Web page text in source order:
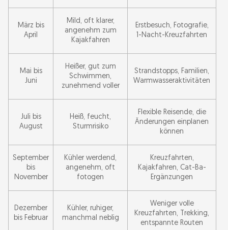
März bis
April
Mild, oft klarer,
angenehm zum
Kajakfahren
Erstbesuch, Fotografie,
1-Nacht-Kreuzfahrten
Mai bis
Juni
Heißer, gut zum
Schwimmen,
zunehmend voller
Strandstopps, Familien,
Warmwasseraktivitäten
Juli bis
August
Heiß, feucht,
Sturmrisiko
Flexible Reisende, die
Änderungen einplanen
können
September
bis
November
Kühler werdend,
angenehm, oft
fotogen
Kreuzfahrten,
Kajakfahren, Cat-Ba-
Ergänzungen
Dezember
bis Februar
Kühler, ruhiger,
manchmal neblig
Weniger volle
Kreuzfahrten, Trekking,
entspannte Routen